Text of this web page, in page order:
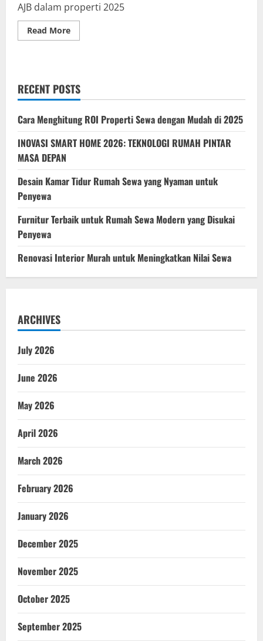
AJB dalam properti 2025
Read MoreRead
more
AJB
2025:
Mana
Properti
Terbaik?
RECENT POSTS
Cara Menghitung ROI Properti Sewa dengan Mudah di 2025
INOVASI SMART HOME 2026: TEKNOLOGI RUMAH PINTAR
MASA DEPAN
Desain Kamar Tidur Rumah Sewa yang Nyaman untuk
Penyewa
Furnitur Terbaik untuk Rumah Sewa Modern yang Disukai
Penyewa
Renovasi Interior Murah untuk Meningkatkan Nilai Sewa
ARCHIVES
July 2026
June 2026
May 2026
April 2026
March 2026
February 2026
January 2026
December 2025
November 2025
October 2025
September 2025